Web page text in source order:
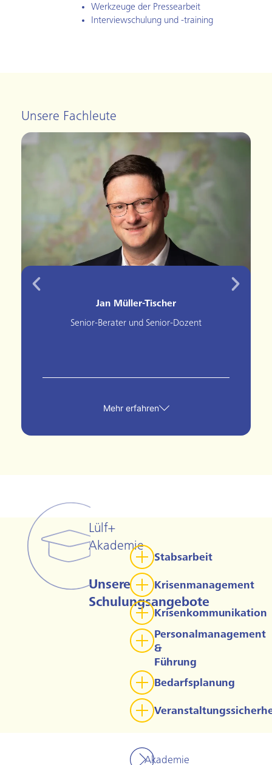
Werkzeuge der Pressearbeit
Interviewschulung und -training
Unsere Fachleute
Jan Müller-Tischer
Senior-Berater und Senior-Dozent
Mehr erfahren
Lülf+
Akademie
Unsere
Schulungsangebote
Stabsarbeit
Krisenmanagement
Krisenkommunikation
Personalmanagement
&
Führung
Bedarfsplanung
Akademie